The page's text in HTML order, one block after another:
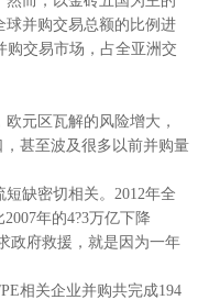
球并购交易总额的比例进
购交易市场，占全亚洲交
元区瓦解的风险增大，
甚至波及很多以前并购量
缺密切相关。2012年全
年的4?3万亿下降
政府救援，就是因为一年
相关企业并购共完成194